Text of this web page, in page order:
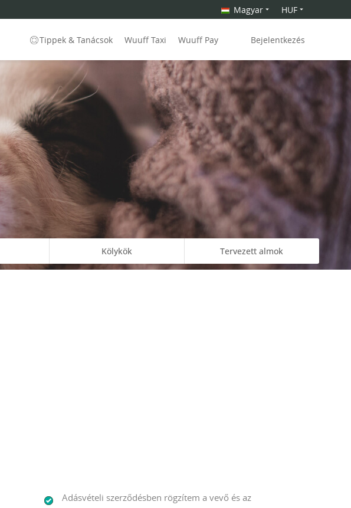
Magyar HUF
Tippek & Tanácsok Wuuff Taxi Wuuff Pay Bejelentkezés
Kölykök Tervezett almok
Adásvételi szerződésben rögzítem a vevő és az